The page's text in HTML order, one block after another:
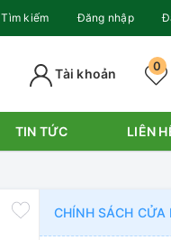
Tìm kiếm Đăng nhập
0
Tài khoản
TIN TỨC LIÊN
CHÍNH SÁCH CỬA